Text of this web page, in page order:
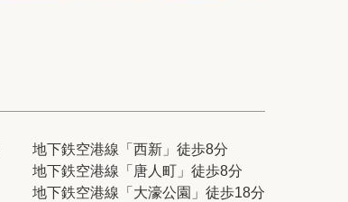
modern classについて
会社概要
地下鉄空港線「西新」徒歩8分
地下鉄空港線「唐人町」徒歩8分
地下鉄空港線「大濠公園」徒歩18分